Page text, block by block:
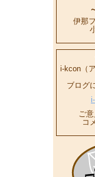
伊那
i-kcon（
ブログ
ご
コ